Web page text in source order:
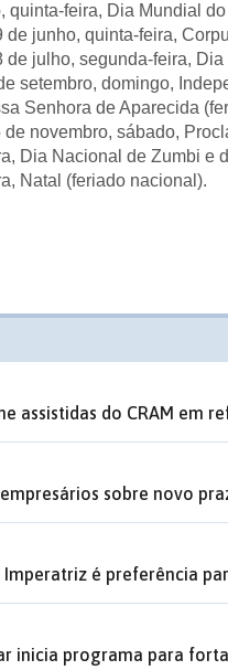
quinta-feira, Dia Mundial
de junho, quinta-feira,
de julho, segunda-feira,
setembro, domingo,
Senhora de Aparecida
novembro, sábado,
Dia Nacional de Zumbi e
Natal (feriado nacional).
assistidas do CRAM em
sobre novo
é preferência
inicia programa para